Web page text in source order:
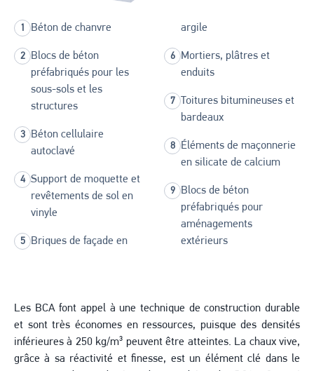
Béton de chanvre
Blocs de béton
préfabriqués pour les
sous-sols et les
structures
Béton cellulaire
autoclavé
Support de moquette et
revêtements de sol en
vinyle
Briques de façade en
argile
Mortiers, plâtres et
enduits
Toitures bitumineuses et
bardeaux
Éléments de maçonnerie
en silicate de calcium
Blocs de béton
préfabriqués pour
aménagements
extérieurs
Les BCA font appel à une technique de construction durable
et sont très économes en ressources, puisque des densités
inférieures à 250 kg/m³ peuvent être atteintes. La chaux vive,
grâce à sa réactivité et finesse, est un élément clé dans le